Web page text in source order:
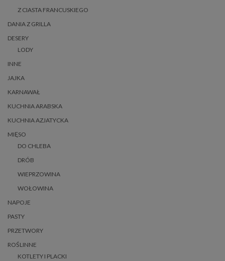
Z CIASTA FRANCUSKIEGO
DANIA Z GRILLA
DESERY
LODY
INNE
JAJKA
KARNAWAŁ
KUCHNIA ARABSKA
KUCHNIA AZJATYCKA
MIĘSO
DO CHLEBA
DRÓB
WIEPRZOWINA
WOŁOWINA
NAPOJE
PASTY
PRZETWORY
ROŚLINNE
KOTLETY I PLACKI